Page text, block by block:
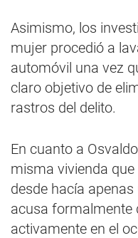
Asimismo, los
mujer procedió a
automóvil una vez
claro objetivo de
rastros del delito.
En cuanto a
misma vivienda que
desde hacía
acusa formalmente
activamente en el